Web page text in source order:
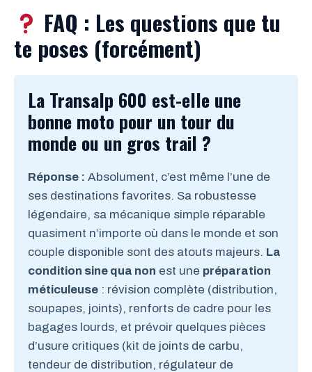
FAQ : Les questions que tu
te poses (forcément)
La Transalp 600 est-elle une
bonne moto pour un tour du
monde ou un gros trail ?
Réponse : Absolument, c’est même l’une de
ses destinations favorites. Sa robustesse
légendaire, sa mécanique simple réparable
quasiment n’importe où dans le monde et son
couple disponible sont des atouts majeurs. La
condition sine qua non est une préparation
méticuleuse : révision complète (distribution,
soupapes, joints), renforts de cadre pour les
bagages lourds, et prévoir quelques pièces
d’usure critiques (kit de joints de carbu,
tendeur de distribution, régulateur de